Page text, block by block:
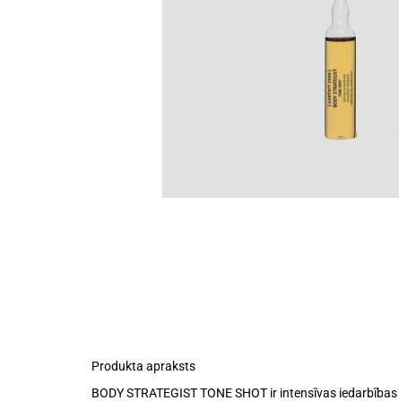
Produkta apraksts
BODY STRATEGIST TONE SHOT ir intensīvas iedarbības